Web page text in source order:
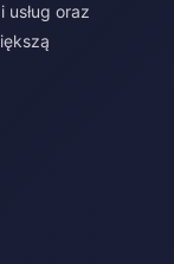
oraz